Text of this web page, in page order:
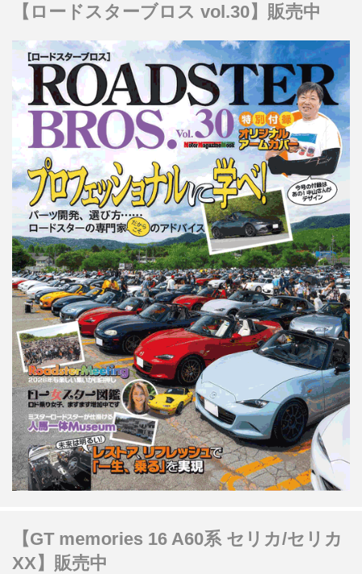
【ロードスターブロス vol.30】販売中
【GT memories 16 A60系 セリカ/セリカ
XX】販売中